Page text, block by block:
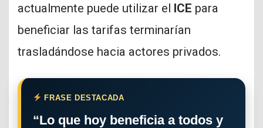
actualmente puede utilizar el ICE para
beneficiar las tarifas terminarían
trasladándose hacia actores privados.
FRASE DESTACADA
“Lo que hoy beneficia a todos y